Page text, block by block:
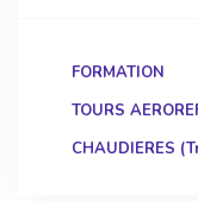
FORMATION
TOURS
CHAUDIERES